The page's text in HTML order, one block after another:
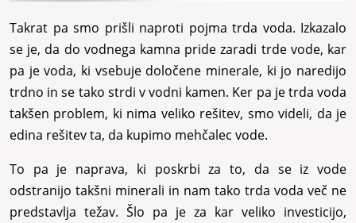
Takrat pa smo prišli naproti pojma trda voda. Izkazalo
se je, da do vodnega kamna pride zaradi trde vode, kar
pa je voda, ki vsebuje določene minerale, ki jo naredijo
trdno in se tako strdi v vodni kamen. Ker pa je trda voda
takšen problem, ki nima veliko rešitev, smo videli, da je
edina rešitev ta, da kupimo mehčalec vode.
To pa je naprava, ki poskrbi za to, da se iz vode
odstranijo takšni minerali in nam tako trda voda več ne
predstavlja težav. Šlo pa je za kar veliko investicijo,